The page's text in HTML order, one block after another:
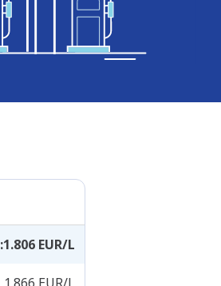
:1.806 EUR/L